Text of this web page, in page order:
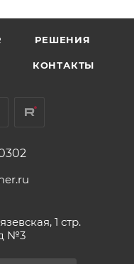
РЕШЕНИЯ
КОНТАКТЫ
1 стр.
№3